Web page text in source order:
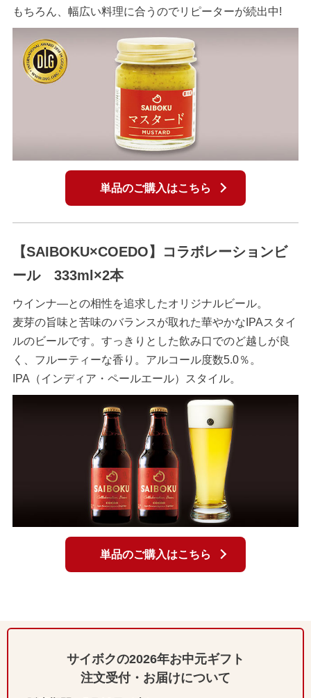
もちろん、幅広い料理に合うのでリピーターが続出中!
単品のご購入はこちら
【SAIBOKU×COEDO】コラボレーションビ
ール 333ml×2本
ウインナ―との相性を追求したオリジナルビール。
麦芽の旨味と苦味のバランスが取れた華やかなIPAスタイ
ルのビールです。すっきりとした飲み口でのど越しが良
く、フルーティーな香り。アルコール度数5.0％。
IPA（インディア・ペールエール）スタイル。
単品のご購入はこちら
サイボクの2026年お中元ギフト
注文受付・お届けについて